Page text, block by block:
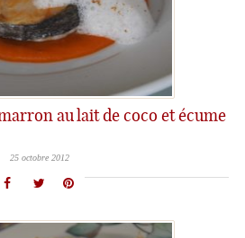
au lait de coco et écume
25 octobre 2012